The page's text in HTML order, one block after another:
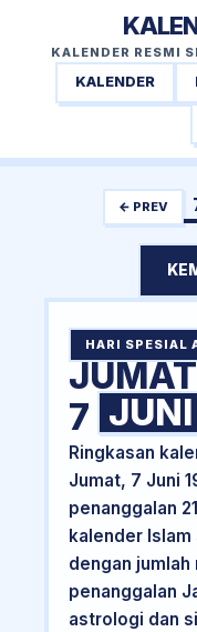
KALENDER RESMI
KALENDER
← PREV
HARI SPESIAL
7 JUNI
Ringkasan
Jumat, 7 Juni
penanggalan
kalender
dengan jumlah
penanggalan
astrologi dan